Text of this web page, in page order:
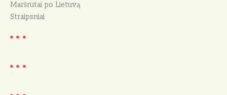
Maršrutai po Lietuvą
Straipsniai